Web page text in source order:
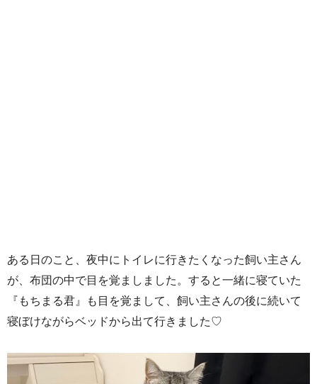
ある日のこと、夜中にトイレに行きたくなった飼い主さん
が、布団の中で目を覚ましました。すると一緒に寝ていた
『もちまる君』も目を覚まして、飼い主さんの後に続いて
寝ぼけながらベッドから出て行きました♡